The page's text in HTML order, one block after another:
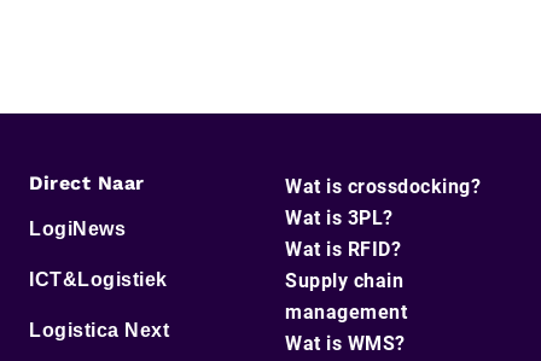
Direct Naar
LogiNews
ICT&Logistiek
Logistica Next
Wat is crossdocking?
Wat is 3PL?
Wat is RFID?
Supply chain
management
Wat is WMS?